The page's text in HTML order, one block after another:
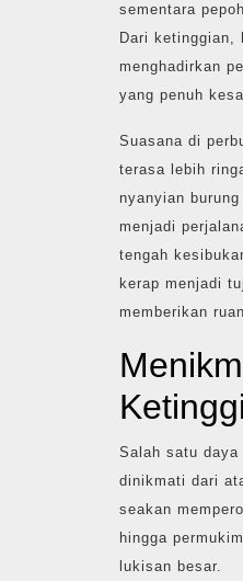
sementara
Dari ketinggian,
menghadirkan
yang penuh
Suasana di
terasa lebih
nyanyian
menjadi
tengah
kerap menjadi
memberikan
Salah satu daya
dinikmati dari
seakan
hingga
lukisan besar.